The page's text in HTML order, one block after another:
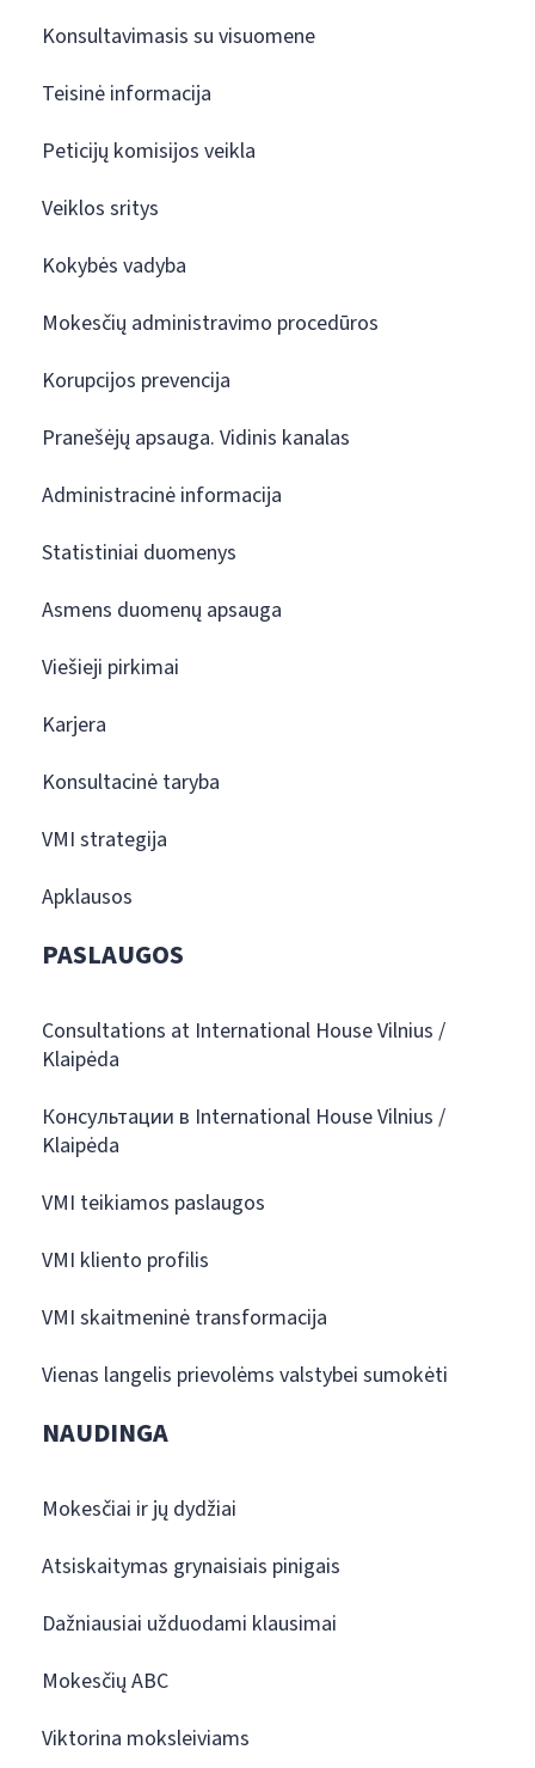
Konsultavimasis su visuomene
Teisinė informacija
Peticijų komisijos veikla
Veiklos sritys
Kokybės vadyba
Mokesčių administravimo procedūros
Korupcijos prevencija
Pranešėjų apsauga. Vidinis kanalas
Administracinė informacija
Statistiniai duomenys
Asmens duomenų apsauga
Viešieji pirkimai
Karjera
Konsultacinė taryba
VMI strategija
Apklausos
PASLAUGOS
Consultations at International House Vilnius /
Klaipėda
Консультации в International House Vilnius /
Klaipėda
VMI teikiamos paslaugos
VMI kliento profilis
VMI skaitmeninė transformacija
Vienas langelis prievolėms valstybei sumokėti
NAUDINGA
Mokesčiai ir jų dydžiai
Atsiskaitymas grynaisiais pinigais
Dažniausiai užduodami klausimai
Mokesčių ABC
Viktorina moksleiviams